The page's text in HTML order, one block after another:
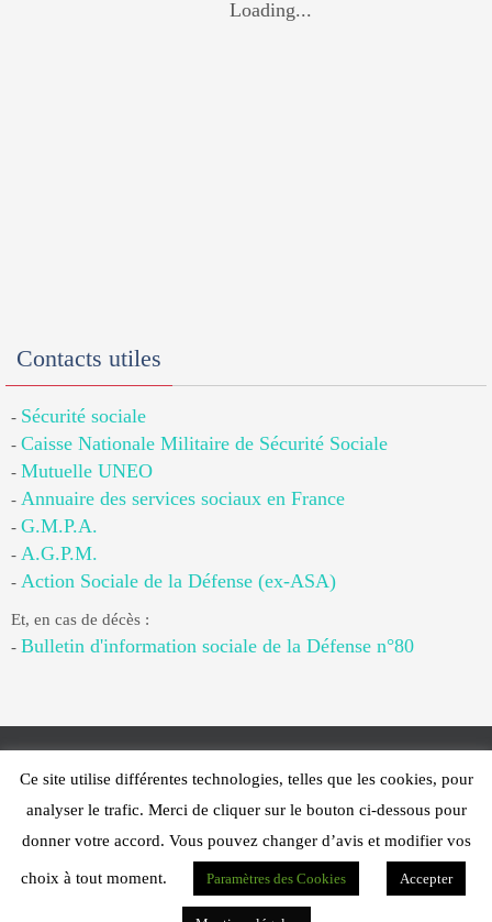
Contacts utiles
- Sécurité sociale
- Caisse Nationale Militaire de Sécurité Sociale
- Mutuelle UNEO
- Annuaire des services sociaux en France
- G.M.P.A.
- A.G.P.M.
- Action Sociale de la Défense (ex-ASA)
Et, en cas de décès :
- Bulletin d'information sociale de la Défense n°80
Web Design - PFS Concept Toulon - © 2025
Fonctionne avec Nirvana WordPress.
Ce site utilise différentes technologies, telles que les cookies, pour
analyser le trafic. Merci de cliquer sur le bouton ci-dessous pour
donner votre accord. Vous pouvez changer d’avis et modifier vos
choix à tout moment. Paramètres des Cookies Accepter